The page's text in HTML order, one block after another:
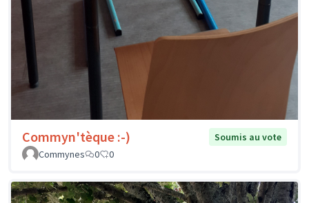
Commyn'tèque :-)
Soumis au vote
Commynes
0 0